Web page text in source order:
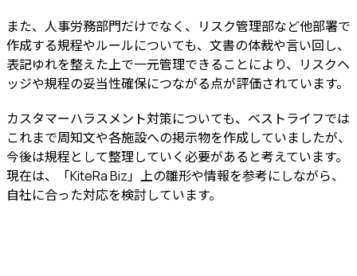
また、人事労務部門だけでなく、リスク管理部など他部署で
作成する規程やルールについても、文書の体裁や言い回し、
表記ゆれを整えた上で一元管理できることにより、リスクヘ
ッジや規程の妥当性確保につながる点が評価されています。
カスタマーハラスメント対策についても、ベストライフでは
これまで周知文や各施設への掲示物を作成していましたが、
今後は規程として整理していく必要があると考えています。
現在は、「KiteRa Biz」上の雛形や情報を参考にしながら、
自社に合った対応を検討しています。